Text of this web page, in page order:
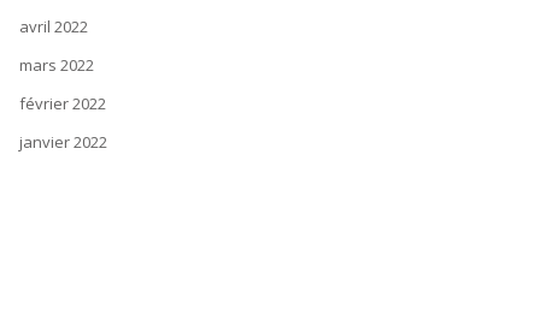
avril 2022
mars 2022
février 2022
janvier 2022